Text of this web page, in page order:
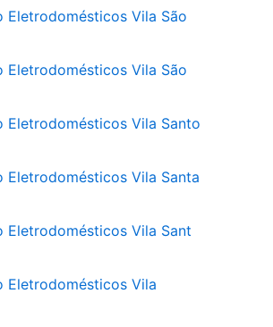
Eletrodomésticos Vila São
Eletrodomésticos Vila São
Eletrodomésticos Vila Santo
Eletrodomésticos Vila Santa
Eletrodomésticos Vila Sant
Eletrodomésticos Vila